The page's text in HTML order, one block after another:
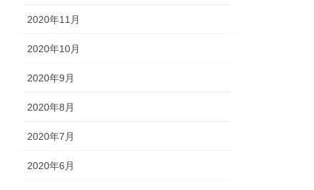
2020年11月
2020年10月
2020年9月
2020年8月
2020年7月
2020年6月